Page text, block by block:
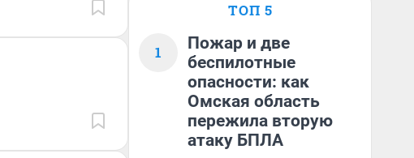
ТОП 5
1
Пожар и две
беспилотные
опасности: как
Омская область
пережила вторую
атаку БПЛА